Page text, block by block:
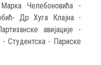
Марка Челебоновића -
Др Хуга Клајна -
авијације -
Студентска - Париске